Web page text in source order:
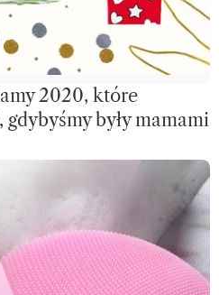
2020, które
gdybyśmy były mamami